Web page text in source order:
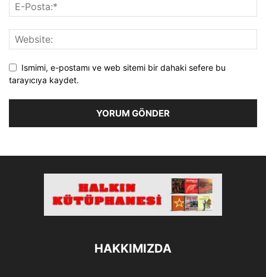
Ismimi, e-postamı ve web sitemi bir dahaki sefere bu
tarayıcıya kaydet.
HAKKIMIZDA